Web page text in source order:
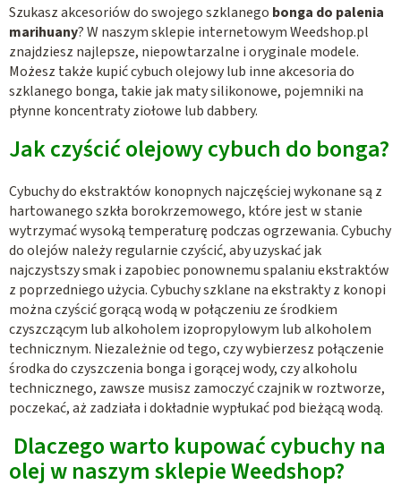
r
o
l
k
i
l
i
s
t
y
Szukasz akcesoriów do swojego szklanego bonga do palenia
marihuany? W naszym sklepie internetowym Weedshop.pl
znajdziesz najlepsze, niepowtarzalne i oryginale modele.
Możesz także kupić cybuch olejowy lub inne akcesoria do
szklanego bonga, takie jak maty silikonowe, pojemniki na
płynne koncentraty ziołowe lub dabbery.
Jak czyścić olejowy cybuch do bonga?
Cybuchy do ekstraktów konopnych najczęściej wykonane są z
hartowanego szkła borokrzemowego, które jest w stanie
wytrzymać wysoką temperaturę podczas ogrzewania. Cybuchy
do olejów należy regularnie czyścić, aby uzyskać jak
najczystszy smak i zapobiec ponownemu spalaniu ekstraktów
z poprzedniego użycia. Cybuchy szklane na ekstrakty z konopi
można czyścić gorącą wodą w połączeniu ze środkiem
czyszczącym lub alkoholem izopropylowym lub alkoholem
technicznym. Niezależnie od tego, czy wybierzesz połączenie
środka do czyszczenia bonga i gorącej wody, czy alkoholu
technicznego, zawsze musisz zamoczyć czajnik w roztworze,
poczekać, aż zadziała i dokładnie wypłukać pod bieżącą wodą.
Dlaczego warto kupować cybuchy na
olej w naszym sklepie Weedshop?